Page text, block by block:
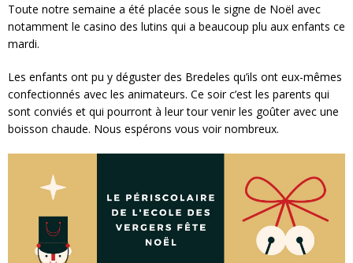
Toute notre semaine a été placée sous le signe de Noël avec
notamment le casino des lutins qui a beaucoup plu aux enfants ce
mardi.
Les enfants ont pu y déguster des Bredeles qu’ils ont eux-mêmes
confectionnés avec les animateurs. Ce soir c’est les parents qui
sont conviés et qui pourront à leur tour venir les goûter avec une
boisson chaude. Nous espérons vous voir nombreux.